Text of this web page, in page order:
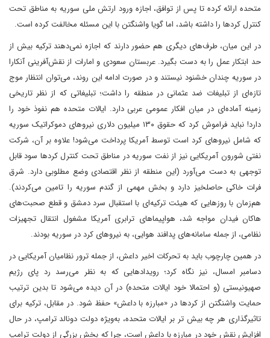
متحده ارائه کرده تا پس از توافق، اجازه ورود ارتش ملی سوریه به مناطق تحت
کنترل کردها را داشته باشد، اما گویا واشنگتن با این مسئله مخالفت کرده است.
در این میان، طرف‌های دیگری هم حضور دارند که اجازه نمی‌دهند ترکیه بیش از
حد ابتکار عمل را به دست بگیرد. عربستان سعودی و امارات از نقش‌آفرینی آنکارا
در سوریه چندان خشنود نیستند و در صورت ادامه این روند، می‌توان انتظار موج
تازه‌ای از تبلیغات ضد عثمانی در منطقه را داشت؛ تبلیغاتی که از نظر تاریخی
زمینه آماده‌ای در میان افکار عمومی عربی دارد. ایالات متحده هم نفوذ خود را
دارد! نباید فراموش کرد که حقوق ۱۳۰ میلیون دلاری نیروهای دموکراتیک سوریه
که شامل نیروهای کرد است توسط آمریکا پرداخت می‌شود! علاوه بر آن، شرکت
نفتی شورون آمریکایی نیز از نفت سوریه در مناطق تحت کنترل کردها سود قابل
توجهی به دست می‌آورد (این منطقه از نظر اقتصادی وضع مطلوبی دارد. شرق
فرات خاکی حاصلخیز دارد و بخش مهمی از گندم سوریه را تامین می‌کردند).
هم‌زمان با روزهایی که هیئت ترکیه‌ای با استقبال سرد دمشق و قطع صحبت‌های
هاکان فیدان مواجه شد، هواپیماهای ترابری آمریکا مشغول انتقال تجهیزات
نظامی، از جمله سامانه‌های پدافند هوایی، به نیروهای کرد در سوریه بودند.
در همین چارچوب باید به تحرکات اخیر داعش، از جمله ترور نظامیان آمریکایی در
دسامبر امسال، نیز نگاه کرد؛ رویدادهایی که به نظر می‌رسد رد پای رژیم
صهیونیستی (و احتمالا خود ایالات متحده) در آن دیده می‌شود تا بدین ترتیب
حمایت واشنگتن از کردها در «مبارزه با داعش» حفظ شود. در مقابل، ترکیه برای
تاثیرگذاری هر چه بیش تر بر ایالات متحده، به‌ویژه دولت دونالد ترامپ، در حال
افزایش نقش خود در مبارزه با داعش است، چرا که بخش بزرگی از دولت ترامپ